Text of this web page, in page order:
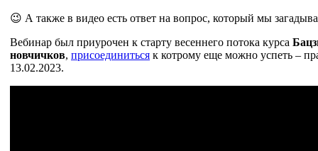
😉 А также в видео есть ответ на вопрос, который мы
Вебинар был приурочен к старту весеннего потока курса
новчичков, присоединиться к котрому еще можно успеть –
13.02.2023.